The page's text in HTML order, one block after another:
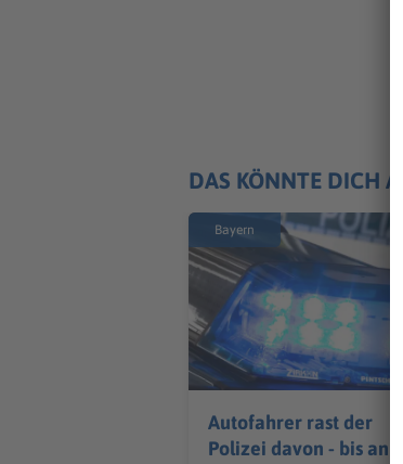
DAS KÖNNTE DICH
Bayern
Autofahrer rast der
Polizei davon - bis an